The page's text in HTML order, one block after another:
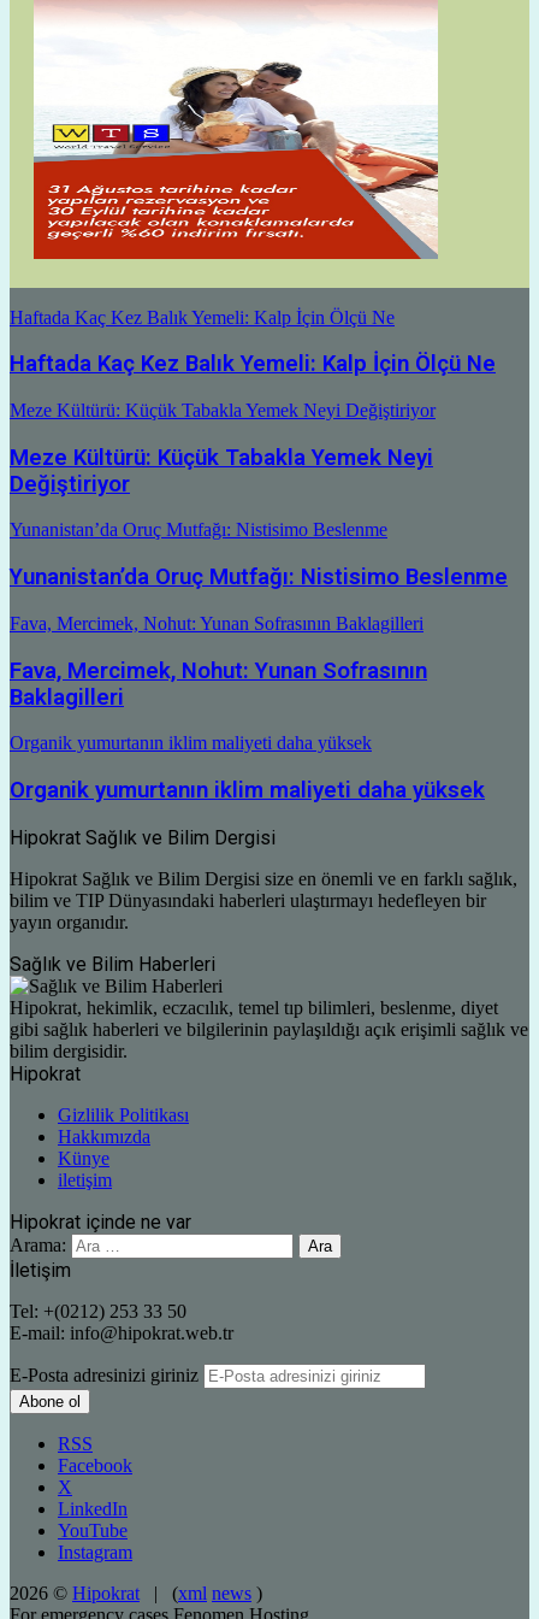
Haftada Kaç Kez Balık Yemeli: Kalp İçin Ölçü Ne
Haftada Kaç Kez Balık Yemeli: Kalp İçin Ölçü Ne
Meze Kültürü: Küçük Tabakla Yemek Neyi Değiştiriyor
Meze Kültürü: Küçük Tabakla Yemek Neyi
Değiştiriyor
Yunanistan’da Oruç Mutfağı: Nistisimo Beslenme
Yunanistan’da Oruç Mutfağı: Nistisimo Beslenme
Fava, Mercimek, Nohut: Yunan Sofrasının Baklagilleri
Fava, Mercimek, Nohut: Yunan Sofrasının
Baklagilleri
Organik yumurtanın iklim maliyeti daha yüksek
Organik yumurtanın iklim maliyeti daha yüksek
Hipokrat Sağlık ve Bilim Dergisi
Hipokrat Sağlık ve Bilim Dergisi size en önemli ve en farklı sağlık,
bilim ve TIP Dünyasındaki haberleri ulaştırmayı hedefleyen bir
yayın organıdır.
Sağlık ve Bilim Haberleri
Hipokrat, hekimlik, eczacılık, temel tıp bilimleri, beslenme, diyet
gibi sağlık haberleri ve bilgilerinin paylaşıldığı açık erişimli sağlık ve
bilim dergisidir.
Hipokrat
Gizlilik Politikası
Hakkımızda
Künye
iletişim
Hipokrat içinde ne var
Arama:
İletişim
Tel: +(0212) 253 33 50
E-mail: info@hipokrat.web.tr
E-Posta adresinizi giriniz
RSS
Facebook
X
LinkedIn
YouTube
Instagram
2026 © Hipokrat | (xml news )
For emergency cases Fenomen Hosting